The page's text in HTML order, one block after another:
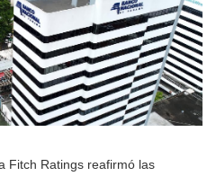
Fitch Ratings reafirmó las